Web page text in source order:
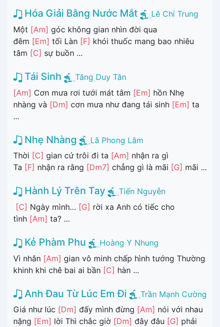
Hóa Giải Bằng Nước Mắt
Lê Chí Trung
Một [Am] góc không gian nhìn đời qua
đêm [Em] tối Làn [F] khói thuốc mang bao nhiêu
tâm [C] sự buồn ...
Tái Sinh
Tăng Duy Tân
[Am] Cơn mưa rơi tưới mát tâm [Em] hồn Nhẹ
nhàng và [Dm] cơn mưa như đang tái sinh [Em] ta
...
Nhẹ Nhàng
Lã Phong Lâm
Thời [C] gian cứ trôi đi ta [Am] nhận ra gì
Ta [F] nhận ra rằng [Dm7] chẳng gì là mãi [G] mãi ...
Hành Lý Trên Tay
Tiến Nguyễn
[C] Ngày mình… [G] rời xa Anh có tiếc cho
tình [Am] ta? ...
Kẻ Phàm Phu
Hoàng Y Nhung
Vì nhân [Am] gian vô minh chấp hình tướng Thường
khinh khi chê bai ai bần [C] hàn ...
Anh Đau Từ Lúc Em Đi
Trần Mạnh Cường
Giá như lúc [Dm] đấy mình đừng [Am] nói với nhau
nặng [Em] lời Thì chắc giờ [Dm] đây đâu [G] phải